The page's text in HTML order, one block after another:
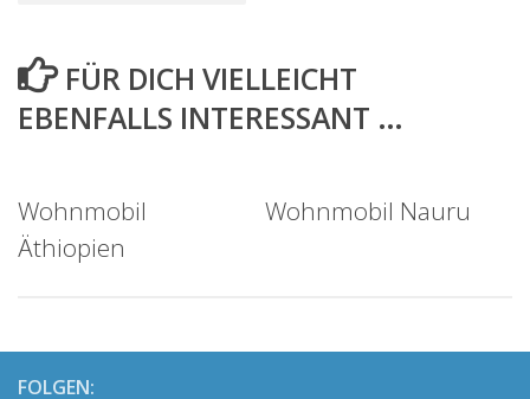
FÜR DICH VIELLEICHT
EBENFALLS INTERESSANT …
Wohnmobil
Äthiopien
Wohnmobil Nauru
FOLGEN: